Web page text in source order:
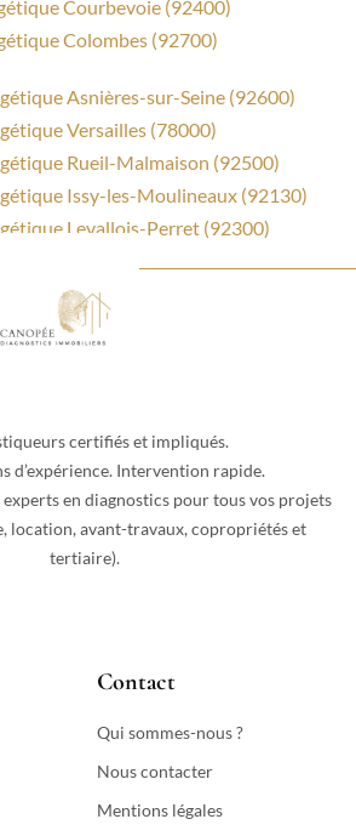
Courbevoie (92400)
Colombes (92700)
Asnières-sur-Seine (92600)
Versailles (78000)
Rueil-Malmaison (92500)
Issy-les-Moulineaux (92130)
Levallois-Perret (92300)
certifiés et impliqués.
d’expérience. Intervention rapide.
experts en diagnostics pour tous vos projets
location, avant-travaux, copropriétés et
tertiaire).
Contact
Qui sommes-nous ?
Nous contacter
Mentions légales